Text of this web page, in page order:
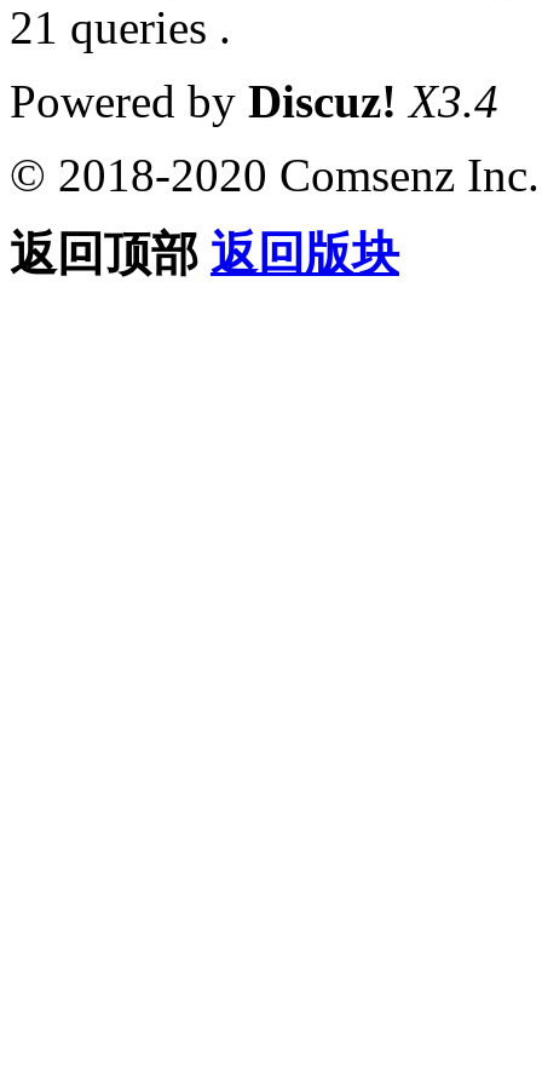
21 queries .
Powered by Discuz! X3.4
© 2018-2020 Comsenz Inc.
返回顶部 返回版块